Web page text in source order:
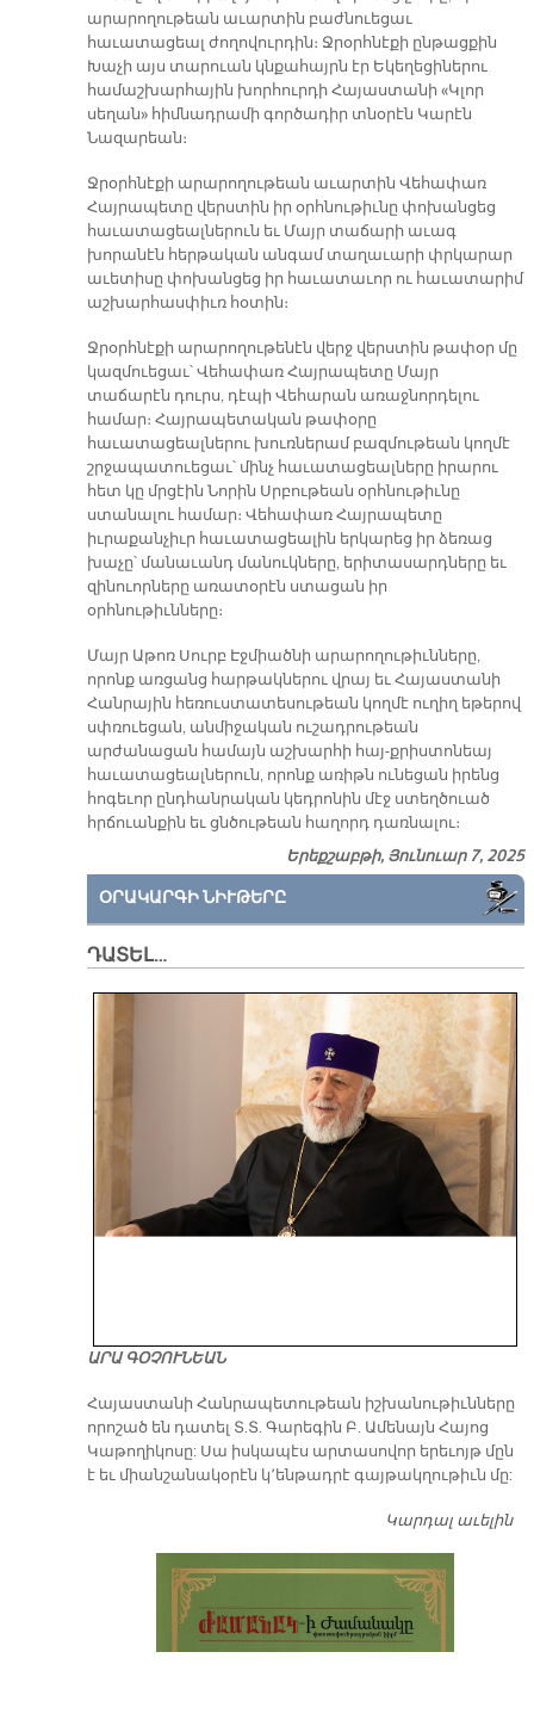
արարողութեան աւարտին բաժնուեցաւ
հաւատացեալ ժողովուրդին։ Ջրօրհնէքի ընթացքին
Խաչի այս տարուան կնքահայրն էր Եկեղեցիներու
համաշխարհային խորհուրդի Հայաստանի «Կլոր
սեղան» հիմնադրամի գործադիր տնօրէն Կարէն
Նազարեան։
Ջրօրհնէքի արարողութեան աւարտին Վեհափառ
Հայրապետը վերստին իր օրհնութիւնը փոխանցեց
հաւատացեալներուն եւ Մայր տաճարի աւագ
խորանէն հերթական անգամ տաղաւարի փրկարար
աւետիսը փոխանցեց իր հաւատաւոր ու հաւատարիմ
աշխարհասփիւռ հօտին։
Ջրօրհնէքի արարողութենէն վերջ վերստին թափօր մը
կազմուեցաւ՝ Վեհափառ Հայրապետը Մայր
տաճարէն դուրս, դէպի Վեհարան առաջնորդելու
համար։ Հայրապետական թափօրը
հաւատացեալներու խուռներամ բազմութեան կողմէ
շրջապատուեցաւ՝ մինչ հաւատացեալները իրարու
հետ կը մրցէին Նորին Սրբութեան օրհնութիւնը
ստանալու համար։ Վեհափառ Հայրապետը
իւրաքանչիւր հաւատացեալին երկարեց իր ձեռաց
խաչը՝ մանաւանդ մանուկները, երիտասարդները եւ
զինուորները առատօրէն ստացան իր
օրհնութիւնները։
Մայր Աթոռ Սուրբ Էջմիածնի արարողութիւնները,
որոնք առցանց հարթակներու վրայ եւ Հայաստանի
Հանրային հեռուստատեսութեան կողմէ ուղիղ եթերով
սփռուեցան, անմիջական ուշադրութեան
արժանացան համայն աշխարհի հայ-քրիստոնեայ
հաւատացեալներուն, որոնք առիթն ունեցան իրենց
հոգեւոր ընդհանրական կեդրոնին մէջ ստեղծուած
հրճուանքին եւ ցնծութեան հաղորդ դառնալու։
Երեքշաբթի, Յունուար 7, 2025
ՕՐԱԿԱՐԳԻ ՆԻՒԹԵՐԸ
ԴԱՏԵԼ…
ԱՐԱ ԳՕՉՈՒՆԵԱՆ
​Հայաստանի Հանրապետութեան իշխանութիւնները
որոշած են դատել Տ.Տ. Գարեգին Բ. Ամենայն Հայոց
Կաթողիկոսը: Սա իսկապէս արտասովոր երեւոյթ մըն
է եւ միանշանակօրէն կ՚ենթադրէ գայթակղութիւն մը:
Կարդալ աւելին